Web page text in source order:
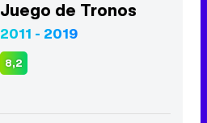
Juego de Tronos
2011 - 2019
8,2